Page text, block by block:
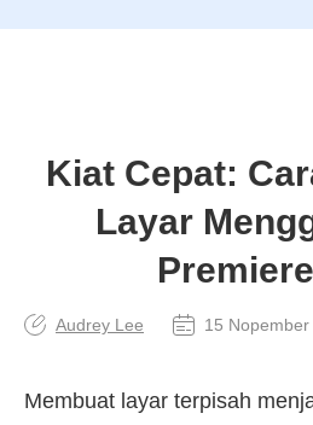
Kiat Cepat:
Layar
Audrey Lee 15 Nopember
Membuat layar terpisah